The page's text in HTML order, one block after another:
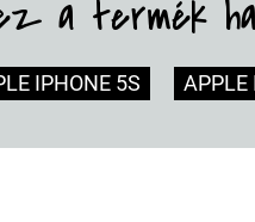
a termék
IPHONE 5S APPLE